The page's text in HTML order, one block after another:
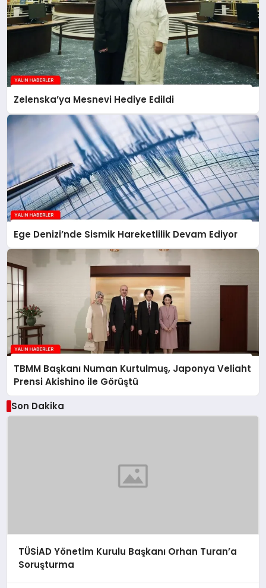
Zelenska’ya Mesnevi Hediye Edildi
Ege Denizi’nde Sismik Hareketlilik Devam Ediyor
TBMM Başkanı Numan Kurtulmuş, Japonya Veliaht
Prensi Akishino ile Görüştü
Son Dakika
TÜSİAD Yönetim Kurulu Başkanı Orhan Turan’a
Soruşturma